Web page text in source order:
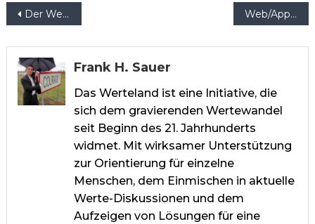
Beitragsnavigation
Der Wert „Akzeptanz“ wurde überarbeitet und ergänzt Web/App-Entwickler gesucht!
Frank H. Sauer
Das Werteland ist eine Initiative, die
sich dem gravierenden Wertewandel
seit Beginn des 21. Jahrhunderts
widmet. Mit wirksamer Unterstützung
zur Orientierung für einzelne
Menschen, dem Einmischen in aktuelle
Werte-Diskussionen und dem
Aufzeigen von Lösungen für eine